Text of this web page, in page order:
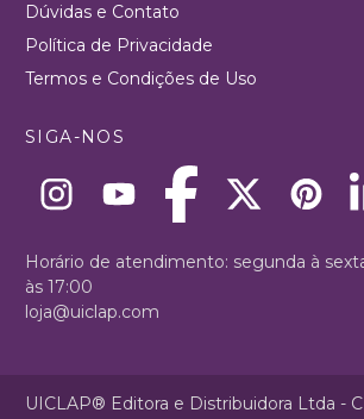
Dúvidas e Contato
Política de Privacidade
Termos e Condições de Uso
SIGA-NOS
Horário de atendimento: segunda à
às 17:00
loja@uiclap.com
UICLAP® Editora e Distribuidora Ltda -